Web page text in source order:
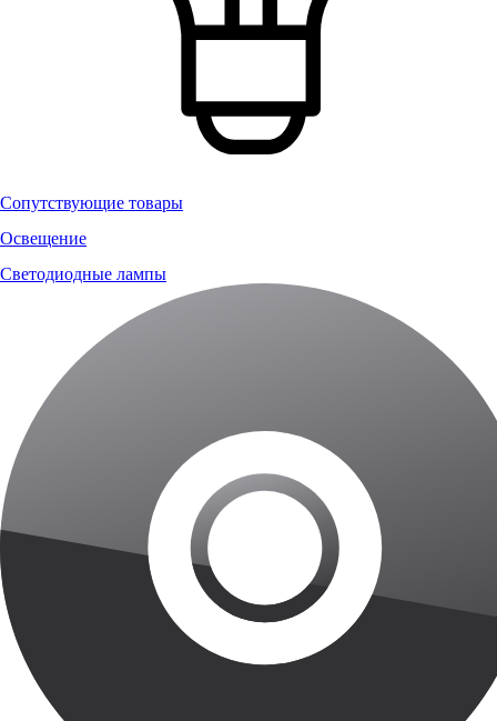
Сопутствующие товары
Освещение
Светодиодные лампы